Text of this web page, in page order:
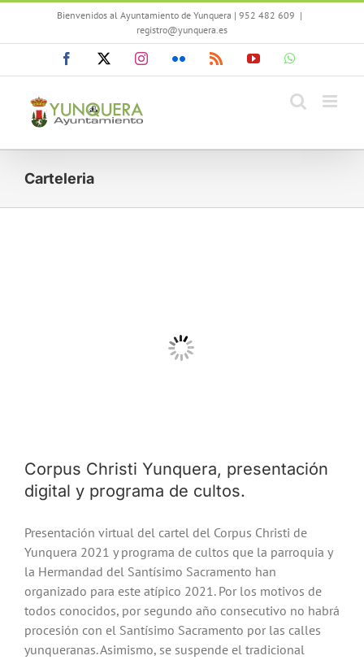
contenido
Bienvenidos al Ayuntamiento de Yunquera | 952 482 609 |
registro@yunquera.es
Facebook InstagramFlickr Rss YouTube
Carteleria
Corpus Christi Yunquera, presentación
digital y programa de cultos.
Presentación virtual del cartel del Corpus Christi de
Yunquera 2021 y programa de cultos que la parroquia y
la Hermandad del Santísimo Sacramento han
organizado para este atípico 2021. Por los motivos de
todos conocidos, por segundo año consecutivo no habrá
procesión con el Santísimo Sacramento por las calles
yunqueranas. Asimismo, se suspende el tradicional